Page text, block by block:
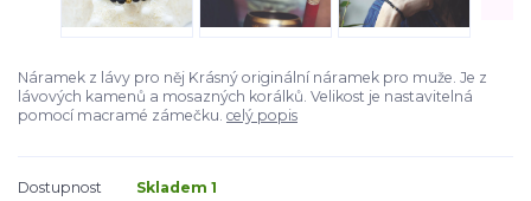
Náramek z lávy pro něj Krásný originální náramek pro muže. Je z
lávových kamenů a mosazných korálků. Velikost je nastavitelná
pomocí macramé zámečku. celý popis
Dostupnost Skladem 1